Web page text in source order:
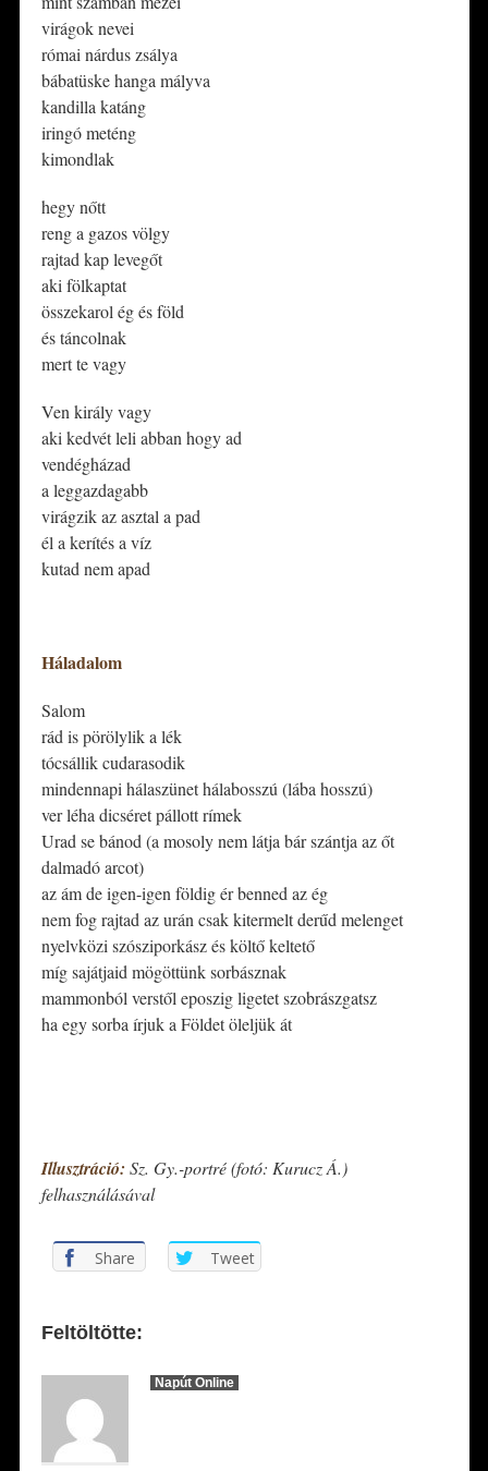
virágok nevei
római nárdus zsálya
bábatüske hanga mályva
kandilla katáng
iringó meténg
kimondlak
hegy nőtt
reng a gazos völgy
rajtad kap levegőt
aki fölkaptat
összekarol ég és föld
és táncolnak
mert te vagy
Ven király vagy
aki kedvét leli abban hogy ad
vendégházad
a leggazdagabb
virágzik az asztal a pad
él a kerítés a víz
kutad nem apad
Háladalom
Salom
rád is pörölylik a lék
tócsállik cudarasodik
mindennapi hálaszünet hálabosszú (lába hosszú)
ver léha dicséret pállott rímek
Urad se bánod (a mosoly nem látja bár szántja az őt
dalmadó arcot)
az ám de igen-igen földig ér benned az ég
nem fog rajtad az urán csak kitermelt derűd melenget
nyelvközi szósziporkász és költő keltető
míg sajátjaid mögöttünk sorbásznak
mammonból verstől eposzig ligetet szobrászgatsz
ha egy sorba írjuk a Földet öleljük át
Illusztráció: Sz. Gy.-portré (fotó: Kurucz Á.)
felhasználásával
Share Tweet
Feltöltötte:
Napút Online